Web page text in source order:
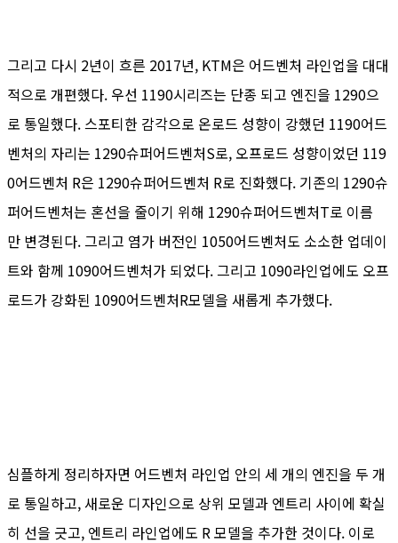
그리고 다시 2년이 흐른 2017년, KTM은 어드벤처 라인업을 대대
적으로 개편했다. 우선 1190시리즈는 단종 되고 엔진을 1290으
로 통일했다. 스포티한 감각으로 온로드 성향이 강했던 1190어드
벤처의 자리는 1290슈퍼어드벤처S로, 오프로드 성향이었던 119
0어드벤처 R은 1290슈퍼어드벤처 R로 진화했다. 기존의 1290슈
퍼어드벤처는 혼선을 줄이기 위해 1290슈퍼어드벤처T로 이름
만 변경된다. 그리고 염가 버전인 1050어드벤처도 소소한 업데이
트와 함께 1090어드벤처가 되었다. 그리고 1090라인업에도 오프
로드가 강화된 1090어드벤처R모델을 새롭게 추가했다.
심플하게 정리하자면 어드벤처 라인업 안의 세 개의 엔진을 두 개
로 통일하고, 새로운 디자인으로 상위 모델과 엔트리 사이에 확실
히 선을 긋고, 엔트리 라인업에도 R 모델을 추가한 것이다. 이로